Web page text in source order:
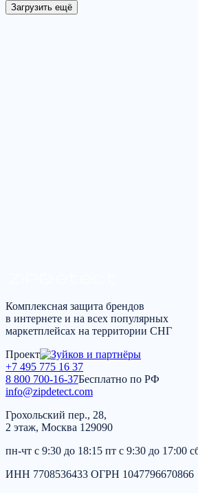
Загрузить ещё
Комплексная защита брендов
в интернете и на всех популярных
маркетплейсах на территории СНГ
Проект
+7 495 775 16 37
8 800 700-16-37Бесплатно по РФ
info@zipdetect.com
Грохольский пер., 28,
2 этаж, Москва 129090
пн-чт с 9:30 до 18:15 пт с 9:30 до 17:00
ИНН 7708536433 ОГРН 1047796670866